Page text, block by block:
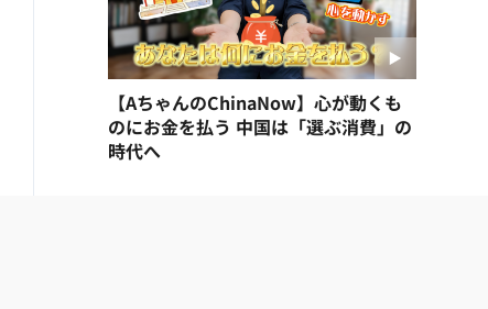
【AちゃんのChinaNow】心が動くも
のにお金を払う 中国は「選ぶ消費」の
時代へ